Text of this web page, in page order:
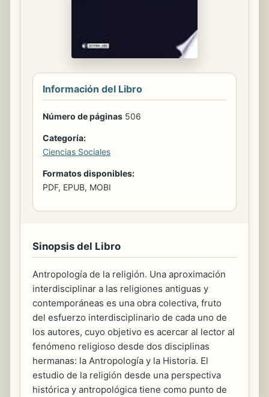
Información del Libro
Número de páginas 506
Categoría:
Ciencias Sociales
Formatos disponibles:
PDF, EPUB, MOBI
Sinopsis del Libro
Antropología de la religión. Una aproximación
interdisciplinar a las religiones antiguas y
contemporáneas es una obra colectiva, fruto
del esfuerzo interdisciplinario de cada uno de
los autores, cuyo objetivo es acercar al lector al
fenómeno religioso desde dos disciplinas
hermanas: la Antropología y la Historia. El
estudio de la religión desde una perspectiva
histórica y antropológica tiene como punto de